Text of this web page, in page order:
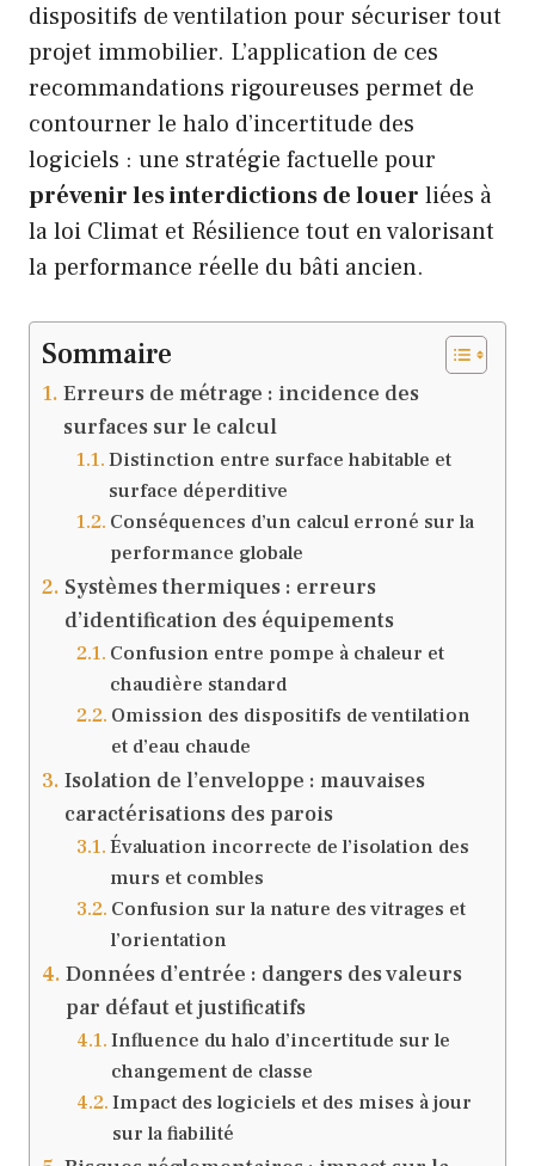
dispositifs de ventilation pour sécuriser tout
projet immobilier. L’application de ces
recommandations rigoureuses permet de
contourner le halo d’incertitude des
logiciels : une stratégie factuelle pour
prévenir les interdictions de louer liées à
la loi Climat et Résilience tout en valorisant
la performance réelle du bâti ancien.
Sommaire
Erreurs de métrage : incidence des
surfaces sur le calcul
Distinction entre surface habitable et
surface déperditive
Conséquences d’un calcul erroné sur la
performance globale
Systèmes thermiques : erreurs
d’identification des équipements
Confusion entre pompe à chaleur et
chaudière standard
Omission des dispositifs de ventilation
et d’eau chaude
Isolation de l’enveloppe : mauvaises
caractérisations des parois
Évaluation incorrecte de l’isolation des
murs et combles
Confusion sur la nature des vitrages et
l’orientation
Données d’entrée : dangers des valeurs
par défaut et justificatifs
Influence du halo d’incertitude sur le
changement de classe
Impact des logiciels et des mises à jour
sur la fiabilité